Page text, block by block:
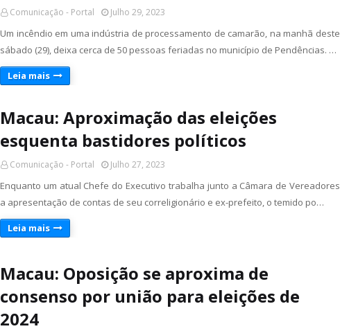
Comunicação - Portal Julho 29, 2023
Um incêndio em uma indústria de processamento de camarão, na manhã deste
sábado (29), deixa cerca de 50 pessoas feriadas no município de Pendências. …
Leia mais
Macau: Aproximação das eleições
esquenta bastidores políticos
Comunicação - Portal Julho 27, 2023
Enquanto um atual Chefe do Executivo trabalha junto a Câmara de Vereadores
a apresentação de contas de seu correligionário e ex-prefeito, o temido po…
Leia mais
Macau: Oposição se aproxima de
consenso por união para eleições de
2024